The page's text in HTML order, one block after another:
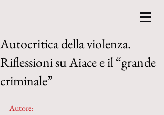
Autocritica della violenza.
Riflessioni su Aiace e il “grande
criminale”
Autore: